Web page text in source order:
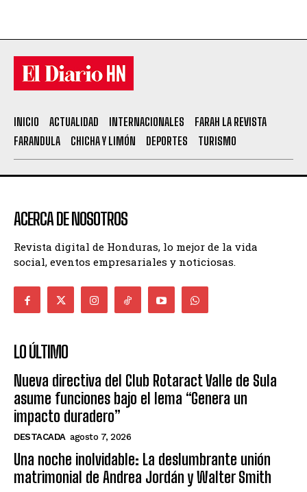
INICIO ACTUALIDAD INTERNACIONALES
FARAH LA REVISTA
FARANDULA
CHICHA Y LIMÓN DEPORTES TURISMO
ACERCA DE NOSOTROS
Revista digital de Honduras, lo mejor de la vida
social, eventos empresariales y noticiosas.
LO ÚLTIMO
Nueva directiva del Club Rotaract Valle de Sula
asume funciones bajo el lema “Genera un
impacto duradero”
DESTACADA agosto 7, 2026
Una noche inolvidable: La deslumbrante unión
matrimonial de Andrea Jordán y Walter Smith